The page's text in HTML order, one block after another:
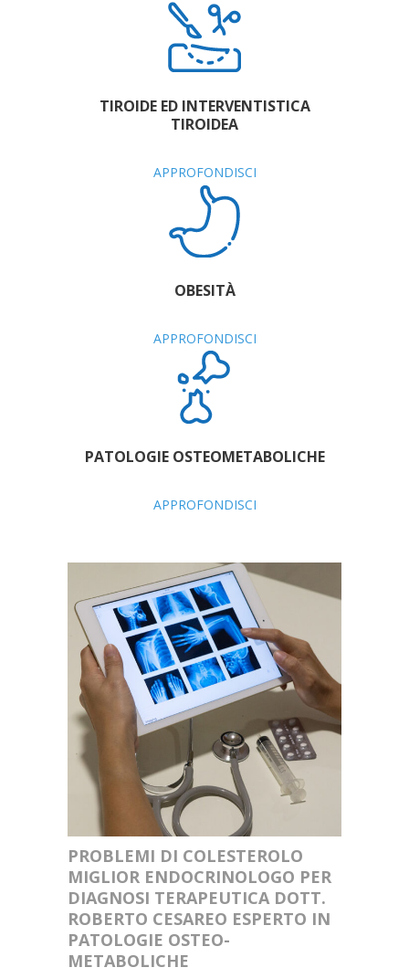
TIROIDE ED INTERVENTISTICA
TIROIDEA
APPROFONDISCI
OBESITÀ
APPROFONDISCI
PATOLOGIE OSTEOMETABOLICHE
APPROFONDISCI
PROBLEMI DI COLESTEROLO
MIGLIOR ENDOCRINOLOGO PER
DIAGNOSI TERAPEUTICA DOTT.
ROBERTO CESAREO ESPERTO IN
PATOLOGIE OSTEO-
METABOLICHE